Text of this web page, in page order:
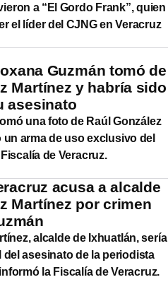
a “El Gordo Frank”, quien
el líder del CJNG en Veracruz
Guzmán tomó de
Martínez y habría sido
asesinato
una foto de Raúl González
un arma de uso exclusivo del
de Veracruz.
acusa a alcalde
Martínez por crimen
alcalde de Ixhuatlán, sería
del asesinato de la periodista
la Fiscalía de Veracruz.